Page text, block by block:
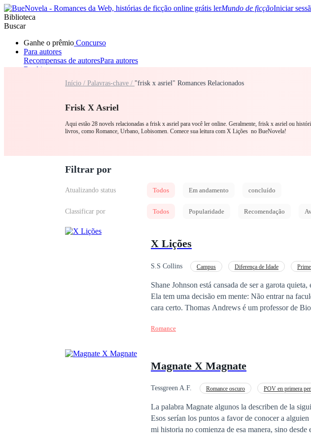
Mundo de ficçãoIniciar
Biblioteca
Buscar
Ganhe o prêmio Concurso
Para autores
Recompensas de autoresPara autores
Ranking
RomanceLobisomemMáfia
Início / Palavras-chave / "frisk x asriel" Romances Relacionados
Frisk X Asriel
Aqui estão 28 novels relacionadas a frisk x asriel para você ler online. Geralmente, frisk x asriel ou
livros, como Romance, Urbano, Lobisomen. Comece sua leitura com X Lições no BueNovela!
Filtrar por
Atualizando status Todos Em andamento concluído
Classificar por Todos Popularidade Recomendação
X Lições
S.S Collins Campus Diferença de Idade
Shane Johnson está cansada de ser a garota
Ela tem uma decisão em mente: Não entrar na
cara certo. Thomas Andrews é um professor de Biologia que acaba de entrar em suas tão sonhadas férias logo
caminho dos dois se cruzam e Shane fará uma
Romance
Magnate X Magnate
Tessgreen A.F. Romance oscuro POV en primera
La palabra Magnate algunos la describen de la
Esos serían los puntos a favor de conocer a
mi historia no comienza de esa manera, sino